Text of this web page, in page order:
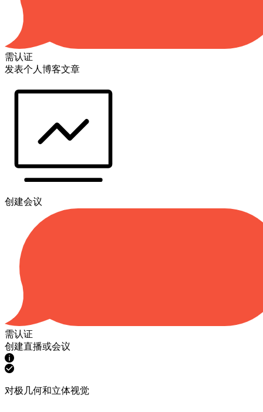
需认证
发表个人博客文章
创建会议
需认证
创建直播或会议
对极几何和立体视觉